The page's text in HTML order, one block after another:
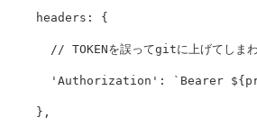
headers : {
// TOKENを誤ってgitに上げてしまわ
' Authorization ' : `Bearer ${
},